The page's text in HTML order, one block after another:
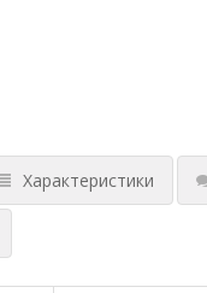
Характеристики